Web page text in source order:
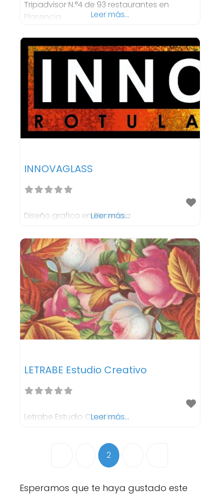
Tripadvisor N.°4 de 93 restaurantes en
Plasencia.
Leer más...
INNOVAGLASS
Diseño grafico en Plasencia
Leer más...
LETRABE Estudio Creativo
Letrabe Estudio Creativo
Leer más...
Posts navigation
Entradas recientes
2
Esperamos que te haya gustado este